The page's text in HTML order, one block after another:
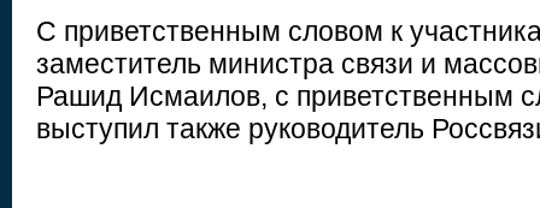
С приветственным словом к
заместитель министра связи и
Рашид Исмаилов, с приветственным
выступил также руководитель